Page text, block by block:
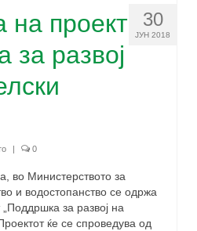
30
ЈУН 2018
на проект
за развој
| 0
во Министерството за
и водостопанство се одржа
за развој на
ќе се спроведува од